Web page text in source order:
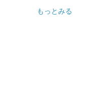
もっとみる